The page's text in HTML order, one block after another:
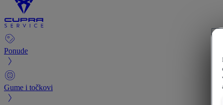
Ponude
Gume i točkovi